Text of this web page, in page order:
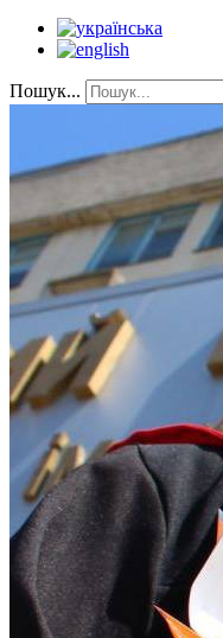
Пошук...